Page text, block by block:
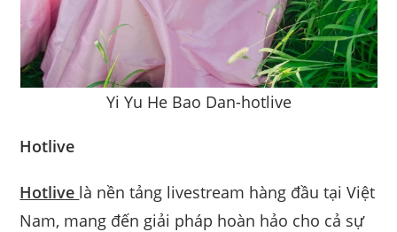
Yi Yu He Bao Dan-hotlive
Hotlive
Hotlive là nền tảng livestream hàng đầu tại Việt
Nam, mang đến giải pháp hoàn hảo cho cả sự